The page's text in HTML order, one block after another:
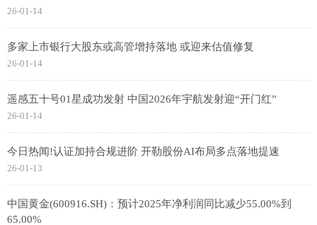
26-01-14
多家上市银行大股东或高管增持落地 或迎来估值修复
26-01-14
遥感五十号01星成功发射 中国2026年宇航发射迎“开门红”
26-01-14
今日热闻!认证加持合规进阶 开勒股份AI布局多点落地提速
26-01-13
中国黄金(600916.SH)：预计2025年净利润同比减少55.00%到
65.00%